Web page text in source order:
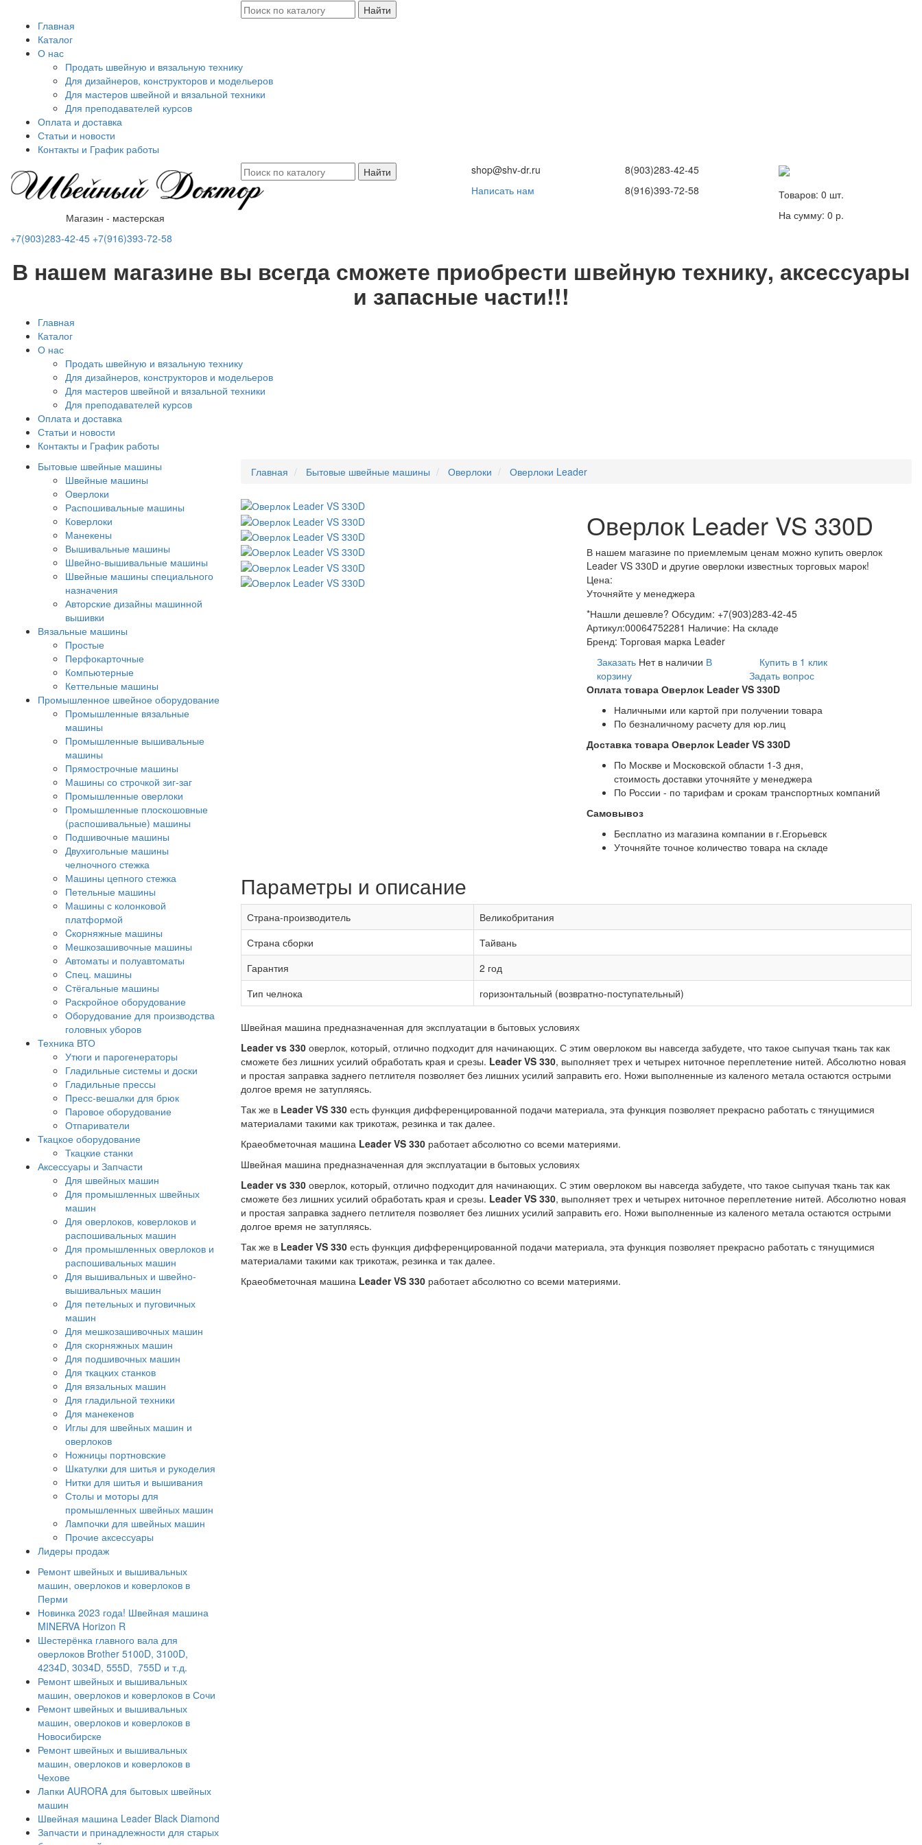
Найти
Главная
Каталог
О нас
Продать швейную и вязальную технику
Для дизайнеров, конструкторов и модельеров
Для мастеров швейной и вязальной техники
Для преподавателей курсов
Оплата и доставка
Статьи и новости
Контакты и График работы
Магазин - мастерская
Найти
shop@shv-dr.ru
Написать нам
8(903)283-42-45
8(916)393-72-58
Товаров: 0 шт.
На сумму: 0 р.
+7(903)283-42-45 +7(916)393-72-58
В нашем магазине вы всегда сможете приобрести швейную технику, аксессуары
и запасные части!!!
Главная
Каталог
О нас
Продать швейную и вязальную технику
Для дизайнеров, конструкторов и модельеров
Для мастеров швейной и вязальной техники
Для преподавателей курсов
Оплата и доставка
Статьи и новости
Контакты и График работы
Бытовые швейные машины
Швейные машины
Оверлоки
Распошивальные машины
Коверлоки
Манекены
Вышивальные машины
Швейно-вышивальные машины
Швейные машины специального
назначения
Авторские дизайны машинной
вышивки
Вязальные машины
Простые
Перфокарточные
Компьютерные
Кеттельные машины
Промышленное швейное оборудование
Промышленные вязальные
машины
Промышленные вышивальные
машины
Прямострочные машины
Машины со строчкой зиг-заг
Промышленные оверлоки
Промышленные плоскошовные
(распошивальные) машины
Подшивочные машины
Двухигольные машины
челночного стежка
Машины цепного стежка
Петельные машины
Машины с колонковой
платформой
Cкорняжные машины
Мешкозашивочные машины
Автоматы и полуавтоматы
Спец. машины
Стёгальные машины
Раскройное оборудование
Оборудование для производства
головных уборов
Техника ВТО
Утюги и парогенераторы
Гладильные системы и доски
Гладильные прессы
Пресс-вешалки для брюк
Паровое оборудование
Отпариватели
Ткацкое оборудование
Ткацкие станки
Аксессуары и Запчасти
Для швейных машин
Для промышленных швейных
машин
Для оверлоков, коверлоков и
распошивальных машин
Для промышленных оверлоков и
распошивальных машин
Для вышивальных и швейно-
вышивальных машин
Для петельных и пуговичных
машин
Для мешкозашивочных машин
Для скорняжных машин
Для подшивочных машин
Для ткацких станков
Для вязальных машин
Для гладильной техники
Для манекенов
Иглы для швейных машин и
оверлоков
Ножницы портновские
Шкатулки для шитья и рукоделия
Нитки для шитья и вышивания
Столы и моторы для
промышленных швейных машин
Лампочки для швейных машин
Прочие аксессуары
Лидеры продаж
Ремонт швейных и вышивальных
машин, оверлоков и коверлоков в
Перми
Новинка 2023 года! Швейная машина
MINERVA Horizon R
Шестерёнка главного вала для
оверлоков Brother 5100D, 3100D,
4234D, 3034D, 555D, 755D и т.д.
Ремонт швейных и вышивальных
машин, оверлоков и коверлоков в Сочи
Ремонт швейных и вышивальных
машин, оверлоков и коверлоков в
Новосибирске
Ремонт швейных и вышивальных
машин, оверлоков и коверлоков в
Чехове
Лапки AURORA для бытовых швейных
машин
Швейная машина Leader Black Diamond
Запчасти и принадлежности для старых
Главная Бытовые швейные машины Оверлоки Оверлоки Leader
Оверлок Leader VS 330D
В нашем магазине по приемлемым ценам можно купить оверлок
Leader VS 330D и другие оверлоки известных торговых марок!
Цена:
Уточняйте у менеджера
*Нашли дешевле? Обсудим: +7(903)283-42-45
Артикул:00064752281 Наличие: На складе
Бренд: Торговая марка Leader
Заказать Нет в наличии В
корзину
Купить в 1 клик
Задать вопрос
Оплата товара Оверлок Leader VS 330D
Наличными или картой при получении товара
По безналичному расчету для юр.лиц
Доставка товара Оверлок Leader VS 330D
По Москве и Московской области 1-3 дня,
стоимость доставки уточняйте у менеджера
По России - по тарифам и срокам транспортных компаний
Самовывоз
Бесплатно из магазина компании в г.Егорьевск
Уточняйте точное количество товара на складе
Параметры и описание
Страна-производитель
Великобритания
Страна сборки
Тайвань
Гарантия
2 год
Тип челнока
горизонтальный (возвратно-поступательный)
Швейная машина предназначенная для эксплуатации в бытовых условиях
Leadervs 330 оверлок, который, отлично подходит для начинающих. С этим оверлоком вы навсегда забудете, что такое сыпучая ткань так как
сможете без лишних усилий обработать края и срезы. LeaderVS 330, выполняет трех и четырех ниточное переплетение нитей. Абсолютно новая
и простая заправка заднего петлителя позволяет без лишних усилий заправить его. Ножи выполненные из каленого метала остаются острыми
долгое время не затупляясь.
Так же в LeaderVS 330 есть функция дифференцированной подачи материала, эта функция позволяет прекрасно работать с тянущимися
материалами такими как трикотаж, резинка и так далее.
Краеобметочная машина Leader VS 330 работает абсолютно со всеми материями.
Швейная машина предназначенная для эксплуатации в бытовых условиях
Leadervs 330 оверлок, который, отлично подходит для начинающих. С этим оверлоком вы навсегда забудете, что такое сыпучая ткань так как
сможете без лишних усилий обработать края и срезы. LeaderVS 330, выполняет трех и четырех ниточное переплетение нитей. Абсолютно новая
и простая заправка заднего петлителя позволяет без лишних усилий заправить его. Ножи выполненные из каленого метала остаются острыми
долгое время не затупляясь.
Так же в LeaderVS 330 есть функция дифференцированной подачи материала, эта функция позволяет прекрасно работать с тянущимися
материалами такими как трикотаж, резинка и так далее.
Краеобметочная машина Leader VS 330 работает абсолютно со всеми материями.